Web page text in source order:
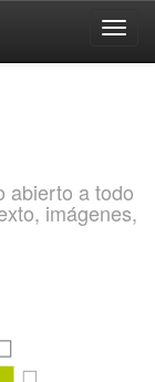
abierto a todo
imágenes,